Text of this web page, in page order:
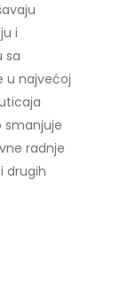
i
sa
u najvećoj
smanjuje
radnje
drugih